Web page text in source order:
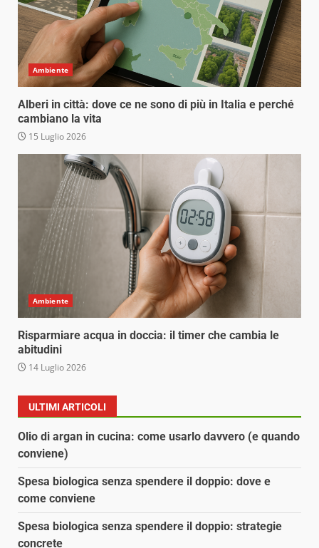
Ambiente
Alberi in città: dove ce ne sono di più in Italia e perché
cambiano la vita
15 Luglio 2026
Ambiente
Risparmiare acqua in doccia: il timer che cambia le
abitudini
14 Luglio 2026
ULTIMI ARTICOLI
Olio di argan in cucina: come usarlo davvero (e quando
conviene)
Spesa biologica senza spendere il doppio: dove e
come conviene
Spesa biologica senza spendere il doppio: strategie
concrete